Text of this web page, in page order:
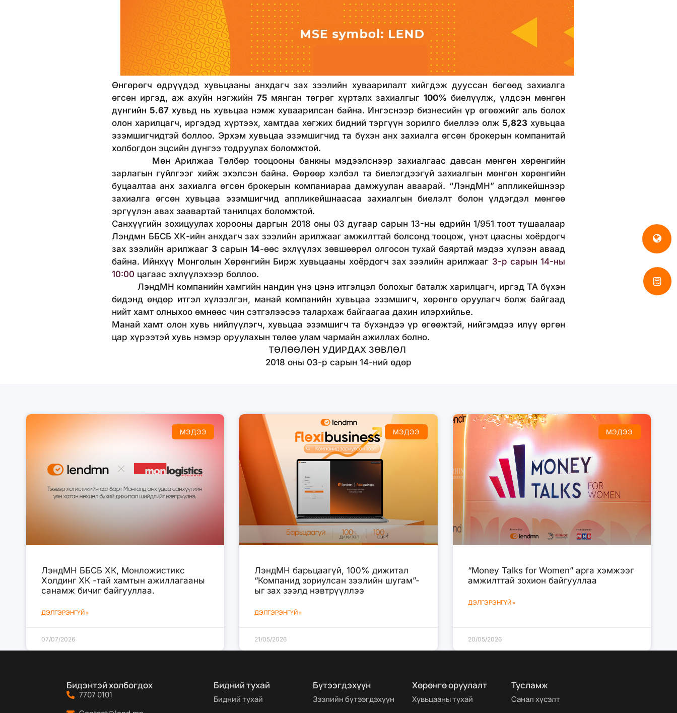
Өнгөрөгч өдрүүдэд хувьцааны анхдагч зах зээлийн хуваарилалт хийгдэж дууссан бөгөөд захиалга
өгсөн иргэд, аж ахуйн нэгжийн75 мянган төгрөг хүртэлх захиалгыг 100% биелүүлж, үлдсэн мөнгөн
дүнгийн 5.67 хувьд нь хувьцаа нэмж хуваарилсан байна. Ингэснээр бизнесийн үр өгөөжийг аль болох
олон харилцагч, иргэдэд хүртээх, хамтдаа хөгжих бидний тэргүүн зорилго биеллээ олж 5,823хувьцаа
эзэмшигчидтэй боллоо. Эрхэм хувьцаа эзэмшигчид та бүхэн анх захиалга өгсөн брокерын компанитай
холбогдон эцсийн дүнгээ тодруулах боломжтой.
Мөн Арилжаа Төлбөр тооцооны банкны мэдээлснээр захиалгаас давсан мөнгөн хөрөнгийн
зарлагын гүйлгээг хийж эхэлсэн байна. Өөрөөр хэлбэл та биелэгдээгүй захиалгын мөнгөн хөрөнгийн
буцаалтаа анх захиалга өгсөн брокерын компаниараа дамжуулан аваарай. “ЛэндМН” аппликейшнээр
захиалга өгсөн хувьцаа эзэмшигчид аппликейшнаасаа захиалгын биелэлт болон үлдэгдэл мөнгөө
эргүүлэн авах заавартай танилцах боломжтой.
Санхүүгийн зохицуулах хорооны даргын 2018 оны 03 дугаар сарын 13-ны өдрийн 1/951 тоот тушаалаар
Лэндмн ББСБ ХК-ийн анхдагч зах зээлийн арилжааг амжилттай болсонд тооцож, үнэт цаасны хоёрдогч
зах зээлийн арилжааг 3 сарын 14-өөс эхлүүлэх зөвшөөрөл олгосон тухай баяртай мэдээ хүлээн аваад
байна. Ийнхүү Монголын Хөрөнгийн Бирж хувьцааны хоёрдогч зах зээлийн арилжааг 3-р сарын 14-ны
10:00 цагаас эхлүүлэхээр боллоо.
ЛэндМН компанийн хамгийн нандин үнэ цэнэ итгэлцэл болохыг баталж харилцагч, иргэд ТА бүхэн
бидэнд өндөр итгэл хүлээлгэн, манай компанийн хувьцаа эзэмшигч, хөрөнгө оруулагч болж байгаад
нийт хамт олныхоо өмнөөс чин сэтгэлээсээ талархаж байгаагаа дахин илэрхийлье.
Манай хамт олон хувь нийлүүлэгч, хувьцаа эзэмшигч та бүхэндээ үр өгөөжтэй, нийгэмдээ илүү өргөн
цар хүрээтэй хувь нэмэр оруулахын төлөө улам чармайн ажиллах болно.
ТӨЛӨӨЛӨН УДИРДАХ ЗӨВЛӨЛ
2018 оны 03-р сарын 14-ний өдөр
МЭДЭЭ
ЛэндМН ББСБ ХК, Монложистикс
Холдинг ХК -тай хамтын ажиллагааны
санамж бичиг байгууллаа.
ДЭЛГЭРЭНГҮЙ »
07/07/2026
МЭДЭЭ
ЛэндМН барьцаагүй, 100% дижитал
“Компанид зориулсан зээлийн шугам”-
ыг зах зээлд нэвтрүүллээ
ДЭЛГЭРЭНГҮЙ »
21/05/2026
МЭДЭЭ
“Money Talks for Women” арга хэмжээг
амжилттай зохион байгууллаа
ДЭЛГЭРЭНГҮЙ »
20/05/2026
Бидэнтэй холбогдох
7707 0101
Бидний тухай
Бидний тухай
Бүтээгдэхүүн
Зээлийн бүтээгдэхүүн
Хөрөнгө оруулалт
Хувьцааны тухай
Тусламж
Санал хүсэлт